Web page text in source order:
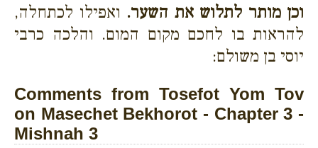
וכן מותר לתלוש את השער. ואפילו לכתחלה,
להראות בו לחכם מקום המום. והלכה כרבי
יוסי בן משולם:
Comments from Tosefot Yom Tov
on Masechet Bekhorot - Chapter 3 -
Mishnah 3